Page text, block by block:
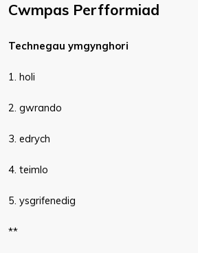
Cwmpas Perfformiad
Technegau ymgynghori
1. holi
2. gwrando
3. edrych
4. teimlo
5. ysgrifenedig
**